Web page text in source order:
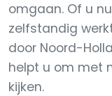
omgaan. Of u
zelfstandig
door Noord-
helpt u om met
kijken.